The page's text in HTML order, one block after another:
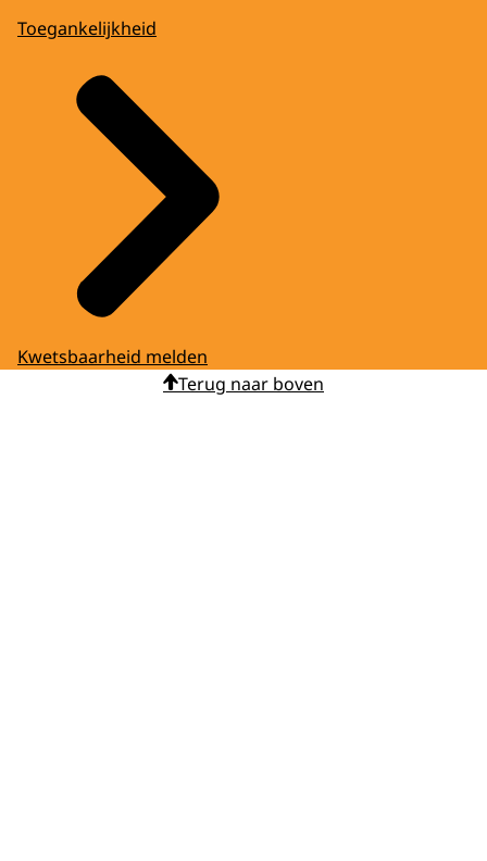
Toegankelijkheid
Kwetsbaarheid melden
Terug naar boven